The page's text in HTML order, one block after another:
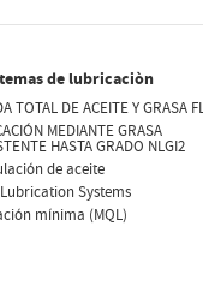
de lubricaciòn
TOTAL DE ACEITE Y GRASA
MEDIANTE GRASA
HASTA GRADO NLGI2
de aceite
Systems
mínima (MQL)